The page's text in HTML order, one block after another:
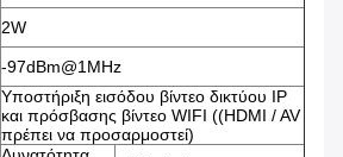
2W
-97dBm@1MHz
Υποστήριξη εισόδου βίντεο δικτύου IP
και πρόσβασης βίντεο WIFI ((HDMI / AV
πρέπει να προσαρμοστεί)